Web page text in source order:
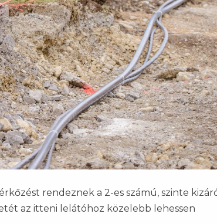
rendeznek a 2-es számú, szinte
az itteni lelátóhoz közelebb lehessen